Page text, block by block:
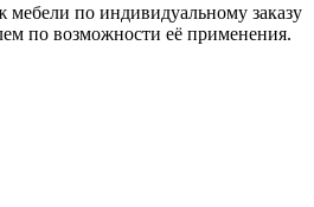
по индивидуальному заказу
по возможности её применения.